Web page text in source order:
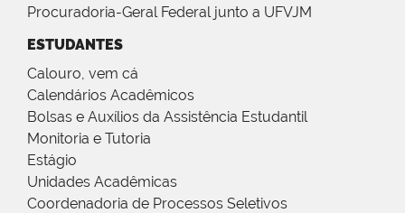
Procuradoria-Geral Federal junto a UFVJM
ESTUDANTES
Calouro, vem cá
Calendários Acadêmicos
Bolsas e Auxílios da Assistência Estudantil
Monitoria e Tutoria
Estágio
Unidades Acadêmicas
Coordenadoria de Processos Seletivos